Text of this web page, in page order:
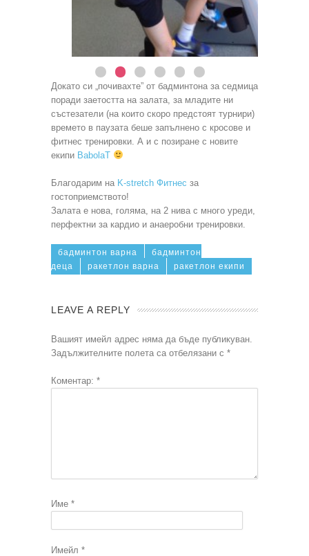
Докато си „почивахте” от бадминтона за седмица
поради заетостта на залата, за младите ни
състезатели (на които скоро предстоят турнири)
времето в паузата беше запълнено с кросове и
фитнес тренировки. А и с позиране с новите
екипи BabolaT
Благодарим на K-stretch Фитнес за
гостоприемството!
Залата е нова, голяма, на 2 нива с много уреди,
перфектни за кардио и анаеробни тренировки.
бадминтон варна
бадминтон
деца
ракетлон варна ракетлон екипи
LEAVE A REPLY
Вашият имейл адрес няма да бъде публикуван.
Задължителните полета са отбелязани с *
Коментар: *
Име *
Имейл *